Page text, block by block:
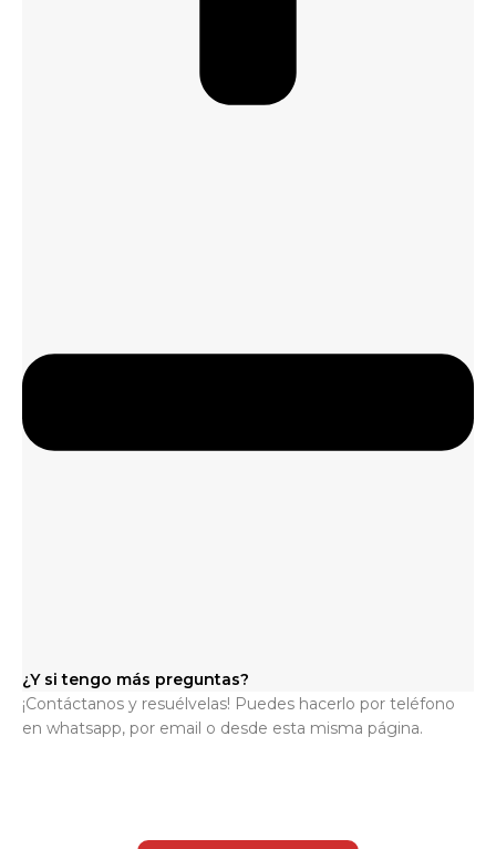
¿Y si tengo más preguntas?
¡Contáctanos y resuélvelas! Puedes hacerlo por teléfono
en whatsapp, por email o desde esta misma página.